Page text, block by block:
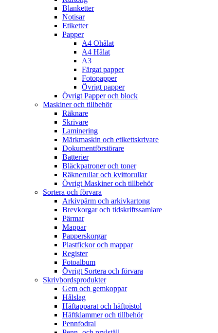
Blanketter
Notisar
Etiketter
Papper
A4 Ohålat
A4 Hålat
A3
Färgat papper
Fotopapper
Övrigt papper
Övrigt Papper och block
Maskiner och tillbehör
Räknare
Skrivare
Laminering
Märkmaskin och etikettskrivare
Dokumentförstörare
Batterier
Bläckpatroner och toner
Räknerullar och kvittorullar
Övrigt Maskiner och tillbehör
Sortera och förvara
Arkivpärm och arkivkartong
Brevkorgar och tidskriftssamlare
Pärmar
Mappar
Papperskorgar
Plastfickor och mappar
Register
Fotoalbum
Övrigt Sortera och förvara
Skrivbordsprodukter
Gem och gemkoppar
Hålslag
Häftapparat och häftpistol
Häftklammer och tillbehör
Pennfodral